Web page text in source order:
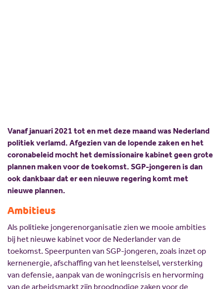
Vanaf januari 2021 tot en met deze maand was Nederland
politiek verlamd. Afgezien van de lopende zaken en het
coronabeleid mocht het demissionaire kabinet geen grote
plannen maken voor de toekomst. SGP-jongeren is dan
ook dankbaar dat er een nieuwe regering komt met
nieuwe plannen.
Ambitieus
Als politieke jongerenorganisatie zien we mooie ambities
bij het nieuwe kabinet voor de Nederlander van de
toekomst. Speerpunten van SGP-jongeren, zoals inzet op
kernenergie, afschaffing van het leenstelsel, versterking
van defensie, aanpak van de woningcrisis en hervorming
van de arbeidsmarkt zijn broodnodige zaken voor de